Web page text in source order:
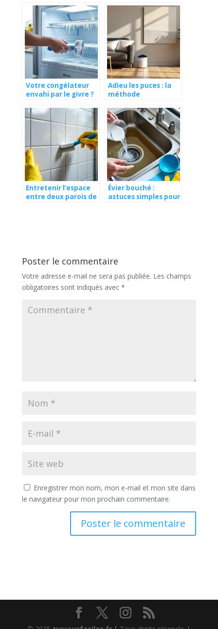
Votre congélateur
envahi par le givre ?
imparable pour un
dégivrage rapide et
sans effort
Adieu les puces : la
méthode
un intérieur sain,
sans stress ni tracas
Entretenir l’espace
entre deux parois de
Évier bouché :
astuces simples pour
Poster le commentaire
Votre adresse e-mail ne sera pas publiée. Les champs
obligatoires sont indiqués avec *
Enregistrer mon nom, mon e-mail et mon site dans
le navigateur pour mon prochain commentaire.